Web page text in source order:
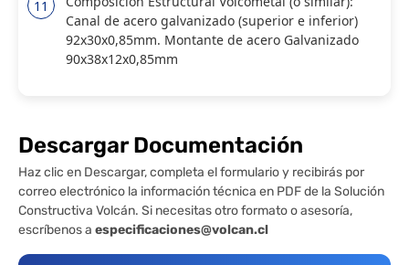
11
Canal de acero galvanizado (superior e inferior)
92x30x0,85mm. Montante de acero Galvanizado
90x38x12x0,85mm
Descargar Documentación
Haz clic en Descargar, completa el formulario y recibirás por
correo electrónico la información técnica en PDF de la Solución
Constructiva Volcán. Si necesitas otro formato o asesoría,
escríbenos a especificaciones@volcan.cl